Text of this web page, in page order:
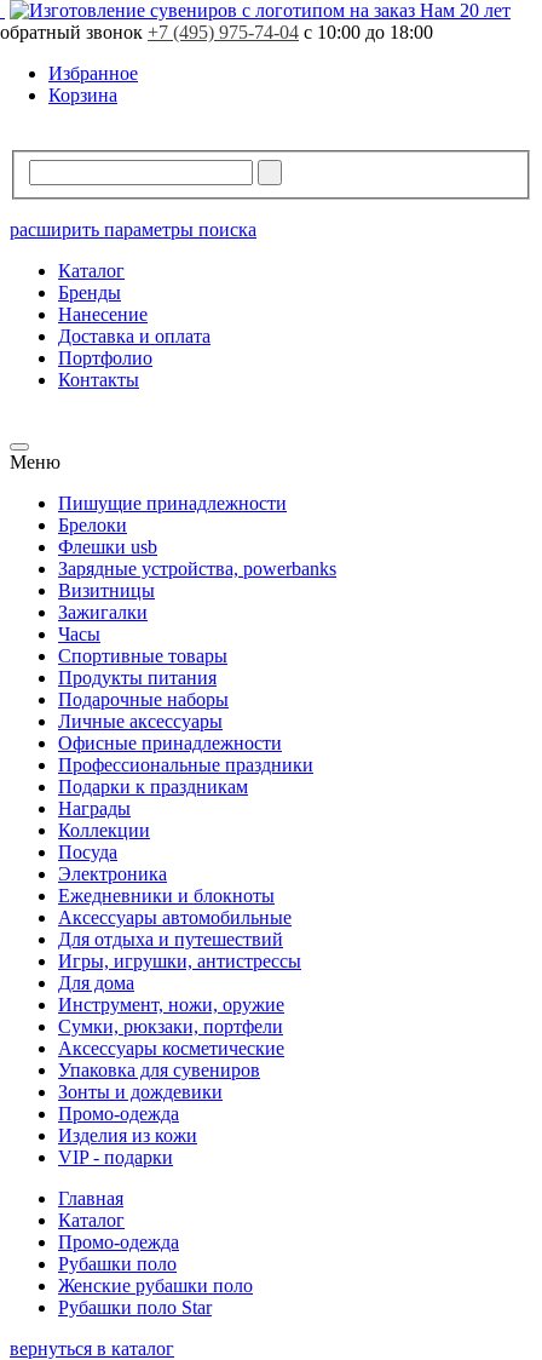
Нам 20 лет
обратный звонок +7 (495) 975-74-04 с 10:00 до 18:00
Избранное
Корзина
расширить параметры поиска
Каталог
Бренды
Нанесение
Доставка и оплата
Портфолио
Контакты
Меню
Пишущие принадлежности
Брелоки
Флешки usb
Зарядные устройства, powerbanks
Визитницы
Зажигалки
Часы
Спортивные товары
Продукты питания
Подарочные наборы
Личные аксессуары
Офисные принадлежности
Профессиональные праздники
Подарки к праздникам
Награды
Коллекции
Посуда
Электроника
Ежедневники и блокноты
Аксессуары автомобильные
Для отдыха и путешествий
Игры, игрушки, антистрессы
Для дома
Инструмент, ножи, оружие
Сумки, рюкзаки, портфели
Аксессуары косметические
Упаковка для сувениров
Зонты и дождевики
Промо-одежда
Изделия из кожи
VIP - подарки
Главная
Каталог
Промо-одежда
Рубашки поло
Женские рубашки поло
Рубашки поло Star
вернуться в каталог